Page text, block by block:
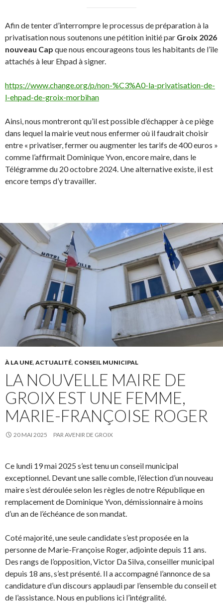
Afin de tenter d’interrompre le processus de préparation à la
privatisation nous soutenons une pétition initié par Groix 2026
nouveau Cap que nous encourageons tous les habitants de l’île
attachés à leur Ehpad à signer.
https://www.change.org/p/non-%C3%A0-la-privatisation-de-
l-ehpad-de-groix-morbihan
Ainsi, nous montreront qu’il est possible d’échapper à ce piège
dans lequel la mairie veut nous enfermer où il faudrait choisir
entre « privatiser, fermer ou augmenter les tarifs de 400 euros »
comme l’affirmait Dominique Yvon, encore maire, dans le
Télégramme du 20 octobre 2024. Une alternative existe, il est
encore temps d’y travailler.
À LA UNE, ACTUALITÉ, CONSEIL MUNICIPAL
LA NOUVELLE MAIRE DE
GROIX EST UNE FEMME,
MARIE-FRANÇOISE ROGER
20 MAI 2025 PAR AVENIR DE GROIX
Ce lundi 19 mai 2025 s’est tenu un conseil municipal
exceptionnel. Devant une salle comble, l’élection d’un nouveau
maire s’est déroulée selon les règles de notre République en
remplacement de Dominique Yvon, démissionnaire à moins
d’un an de l’échéance de son mandat.
Coté majorité, une seule candidate s’est proposée en la
personne de Marie-Françoise Roger, adjointe depuis 11 ans.
Des rangs de l’opposition, Victor Da Silva, conseiller municipal
depuis 18 ans, s’est présenté. Il a accompagné l’annonce de sa
candidature d’un discours applaudi par l’ensemble du conseil et
de l’assistance. Nous en publions ici l’intégralité.